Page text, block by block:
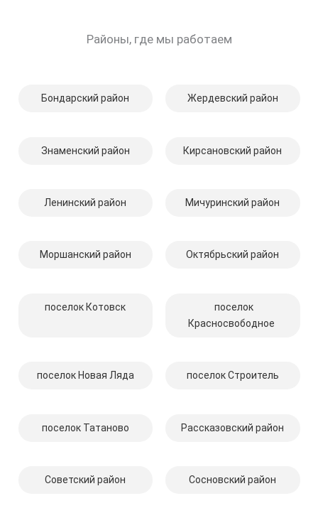
Районы, где мы работаем
Бондарский район Жердевский район
Знаменский район Кирсановский район
Ленинский район Мичуринский район
Моршанский район Октябрьский район
поселок Котовск
поселок
Красносвободное
поселок Новая Ляда поселок Строитель
поселок Татаново Рассказовский район
Советский район Сосновский район